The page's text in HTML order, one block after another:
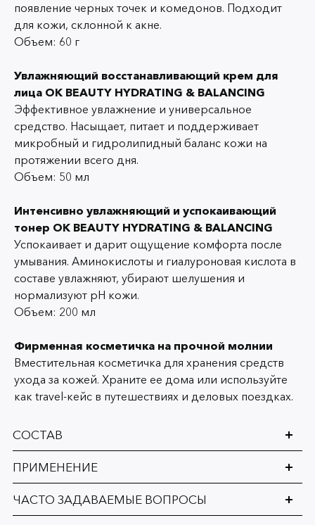
появление черных точек и комедонов. Подходит
для кожи, склонной к акне.
Объем: 60 г
Увлажняющий восстанавливающий крем для
лица OK BEAUTY HYDRATING & BALANCING
Эффективное увлажнение и универсальное
средство. Насыщает, питает и поддерживает
микробный и гидролипидный баланс кожи на
протяжении всего дня.
Объем: 50 мл
Интенсивно увлажняющий и успокаивающий
тонер OK BEAUTY HYDRATING & BALANCING
Успокаивает и дарит ощущение комфорта после
умывания. Аминокислоты и гиалуроновая кислота в
составе увлажняют, убирают шелушения и
нормализуют pH кожи.
Объем: 200 мл
Фирменная косметичка на прочной молнии
Вместительная косметичка для хранения средств
ухода за кожей. Храните ее дома или используйте
как travel-кейс в путешествиях и деловых поездках.
СОСТАВ
ПРИМЕНЕНИЕ
ЧАСТО ЗАДАВАЕМЫЕ ВОПРОСЫ